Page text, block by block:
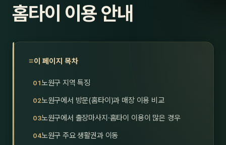
충북
홈타이 이용 안내
이 페이지 목차
노원구 지역 특징
노원구에서 방문(홈타이)과 매장 이용 비교
노원구에서 출장마사지·홈타이 이용이 많은 경우
노원구 주요 생활권과 이동